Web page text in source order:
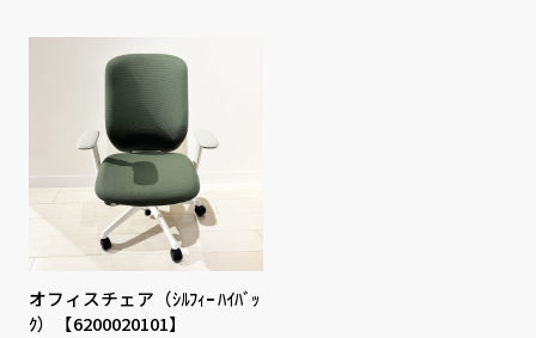
オフィスチェア（ｼﾙﾌｨｰ ﾊｲﾊﾞｯ
ｸ）【6200020101】